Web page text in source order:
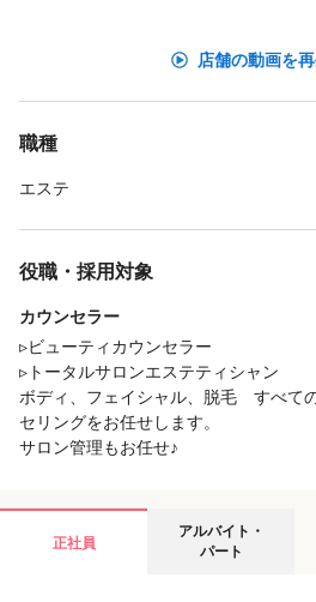
店舗の動画を
職種
エステ
役職・採用対象
カウンセラー
▹ビューティカウンセラー
▹トータルサロンエステティシャン
ボディ、フェイシャル、脱毛 すべて
セリングをお任せします。
サロン管理もお任せ♪
正社員
アルバイト・
パート